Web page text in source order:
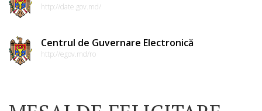
http://date.gov.md/
Centrul de Guvernare Electronică
http://egov.md/ro